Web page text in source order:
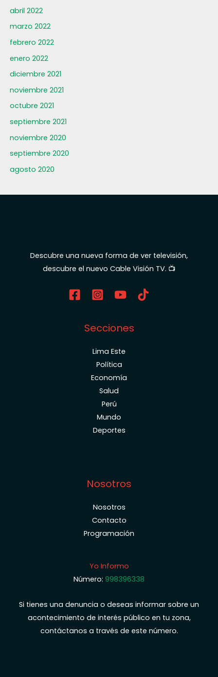
abril 2022
marzo 2022
febrero 2022
enero 2022
diciembre 2021
noviembre 2021
octubre 2021
septiembre 2021
noviembre 2020
septiembre 2020
agosto 2020
Descubre una nueva forma de ver televisión,
descubre el nuevo Cable Visión TV. 📺
Secciones
Lima Este
Política
Economía
Salud
Perú
Mundo
Deportes
Nosotros
Nosotros
Contacto
Programación
Yo Informo
Número: 998396338
Si tienes una denuncia o deseas informar sobre un
acontecimiento de interés público en tu zona,
contáctanos a través de este número.